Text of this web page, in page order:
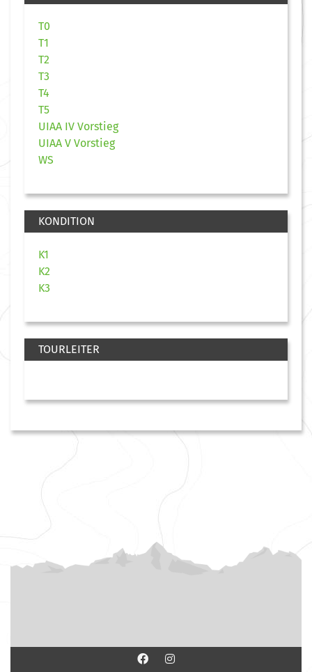
T0
T1
T2
T3
T4
T5
UIAA IV Vorstieg
UIAA V Vorstieg
WS
KONDITION
K1
K2
K3
TOURLEITER